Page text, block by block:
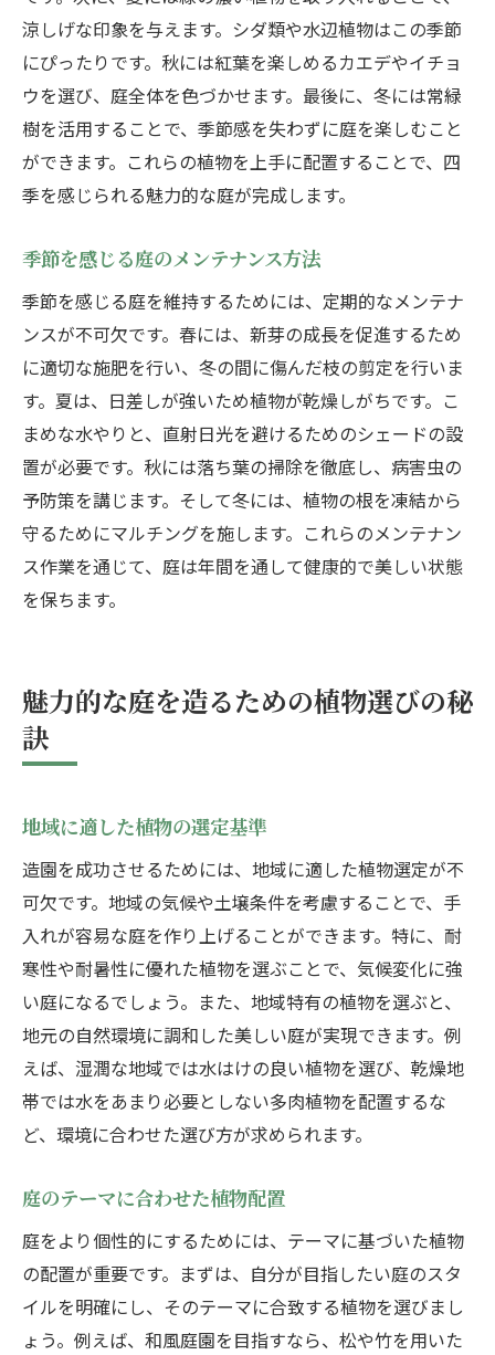
涼しげな印象を与えます。シダ類や水辺植物はこの季節
にぴったりです。秋には紅葉を楽しめるカエデやイチョ
ウを選び、庭全体を色づかせます。最後に、冬には常緑
樹を活用することで、季節感を失わずに庭を楽しむこと
ができます。これらの植物を上手に配置することで、四
季を感じられる魅力的な庭が完成します。
季節を感じる庭のメンテナンス方法
季節を感じる庭を維持するためには、定期的なメンテナ
ンスが不可欠です。春には、新芽の成長を促進するため
に適切な施肥を行い、冬の間に傷んだ枝の剪定を行いま
す。夏は、日差しが強いため植物が乾燥しがちです。こ
まめな水やりと、直射日光を避けるためのシェードの設
置が必要です。秋には落ち葉の掃除を徹底し、病害虫の
予防策を講じます。そして冬には、植物の根を凍結から
守るためにマルチングを施します。これらのメンテナン
ス作業を通じて、庭は年間を通して健康的で美しい状態
を保ちます。
魅力的な庭を造るための植物選びの秘
訣
地域に適した植物の選定基準
造園を成功させるためには、地域に適した植物選定が不
可欠です。地域の気候や土壌条件を考慮することで、手
入れが容易な庭を作り上げることができます。特に、耐
寒性や耐暑性に優れた植物を選ぶことで、気候変化に強
い庭になるでしょう。また、地域特有の植物を選ぶと、
地元の自然環境に調和した美しい庭が実現できます。例
えば、湿潤な地域では水はけの良い植物を選び、乾燥地
帯では水をあまり必要としない多肉植物を配置するな
ど、環境に合わせた選び方が求められます。
庭のテーマに合わせた植物配置
庭をより個性的にするためには、テーマに基づいた植物
の配置が重要です。まずは、自分が目指したい庭のスタ
イルを明確にし、そのテーマに合致する植物を選びまし
ょう。例えば、和風庭園を目指すなら、松や竹を用いた